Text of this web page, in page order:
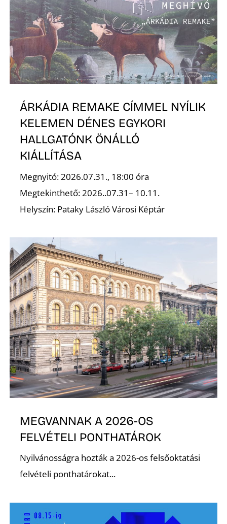
ÁRKÁDIA REMAKE CÍMMEL NYÍLIK
KELEMEN DÉNES EGYKORI
HALLGATÓNK ÖNÁLLÓ
KIÁLLÍTÁSA
Megnyitó: 2026.07.31., 18:00 óra
Megtekinthető: 2026..07.31– 10.11.
Helyszín: Pataky László Városi Képtár
MEGVANNAK A 2026-OS
FELVÉTELI PONTHATÁROK
Nyilvánosságra hozták a 2026-os felsőoktatási
felvételi ponthatárokat...